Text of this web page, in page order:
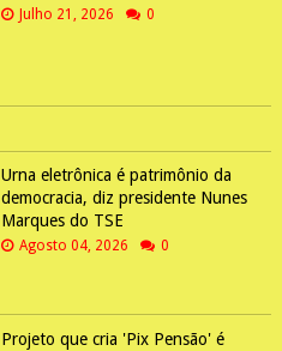
Julho 21, 2026 0
Urna eletrônica é patrimônio da
democracia, diz presidente Nunes
Marques do TSE
Agosto 04, 2026 0
Projeto que cria 'Pix Pensão' é